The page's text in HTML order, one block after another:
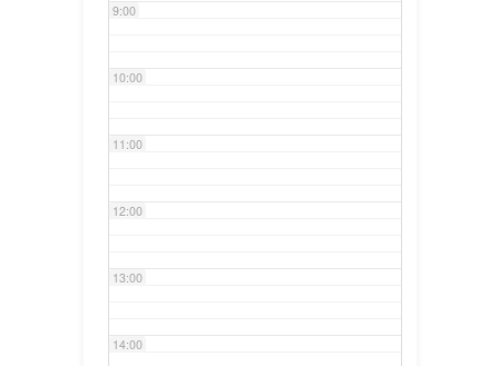
9:00
10:00
11:00
12:00
13:00
14:00